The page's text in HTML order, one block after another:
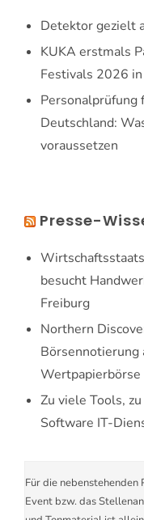
Detektor gezielt
KUKA erstmals
Festivals 2026
Deutschland:
voraussetzen
Presse-
besucht
Freiburg
Northern
Börsennotierung
Wertpapierbörse
Zu viele Tools,
Software IT-
Für die
Event bzw. das